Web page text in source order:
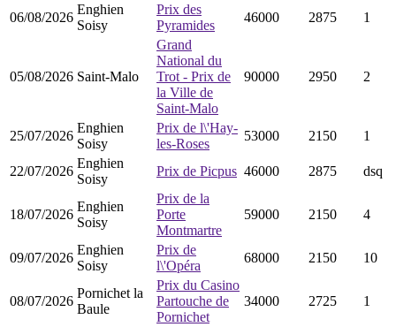
06/08/2026
Enghien
Soisy
Prix des
Pyramides
46000 2875 1
05/08/2026 Saint-Malo
Grand
National du
Trot - Prix de
la Ville de
Saint-Malo
90000 2950 2
25/07/2026
Enghien
Soisy
Prix de l\'Hay-
les-Roses
53000 2150 1
22/07/2026
Enghien
Soisy
Prix de Picpus 46000 2875 dsq
18/07/2026
Enghien
Soisy
Prix de la
Porte
Montmartre
59000 2150 4
09/07/2026
Enghien
Soisy
Prix de
l\'Opéra
68000 2150 10
08/07/2026
Pornichet la
Baule
Prix du Casino
Partouche de
Pornichet
34000 2725 1